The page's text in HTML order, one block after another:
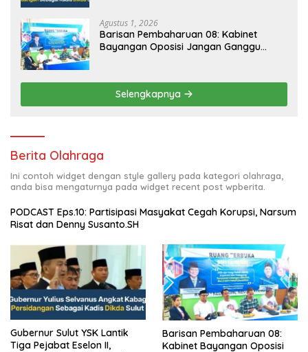
Agustus 1, 2026
Barisan Pembaharuan 08: Kabinet
Bayangan Oposisi Jangan Ganggu
Selengkapnya
Berita Olahraga
Ini contoh widget dengan style gallery pada kategori olahraga,
anda bisa mengaturnya pada widget recent post wpberita.
PODCAST Eps.10: Partisipasi Masyakat Cegah Korupsi, Narsum
Risat dan Denny Susanto.SH
Gubernur Sulut YSK Lantik
Tiga Pejabat Eselon II,
Barisan Pembaharuan 08:
Kabinet Bayangan Oposisi